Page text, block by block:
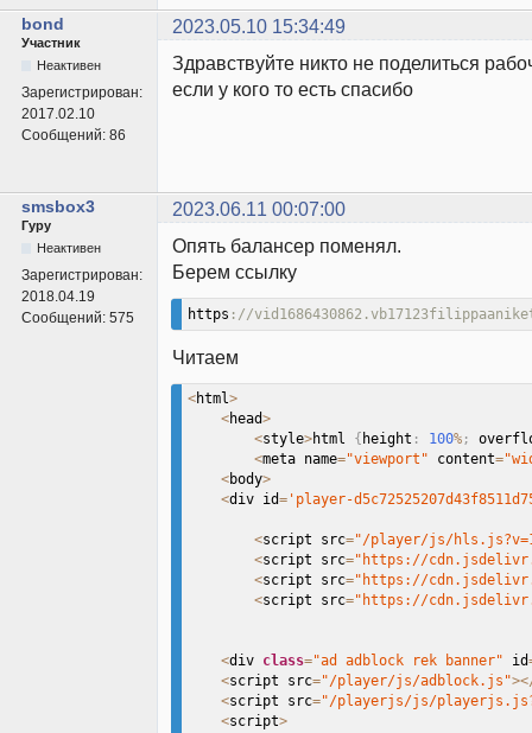
bond 2023.05.10 15:34:49
Участник
Неактивен
Зарегистрирован:
2017.02.10
Сообщений: 86
Здравствуйте никто не поделиться
если у кого то есть спасибо
smsbox3 2023.06.11 00:07:00
Гуру
Неактивен
Зарегистрирован:
2018.04.19
Сообщений: 575
Опять балансер поменял.
Берем ссылку
https ://
Читаем
<html>
<head>
<style>html { height : 100%;
<meta name="viewport" content=
<body>
<div id='player-
<script src="/player/js/
<script src="https://
<script src="https://
<script src="https://
<div class="ad adblock rek banner" id
<script src="/player/js/adblock.js"><
<script src="/playerjs/js/
<script>